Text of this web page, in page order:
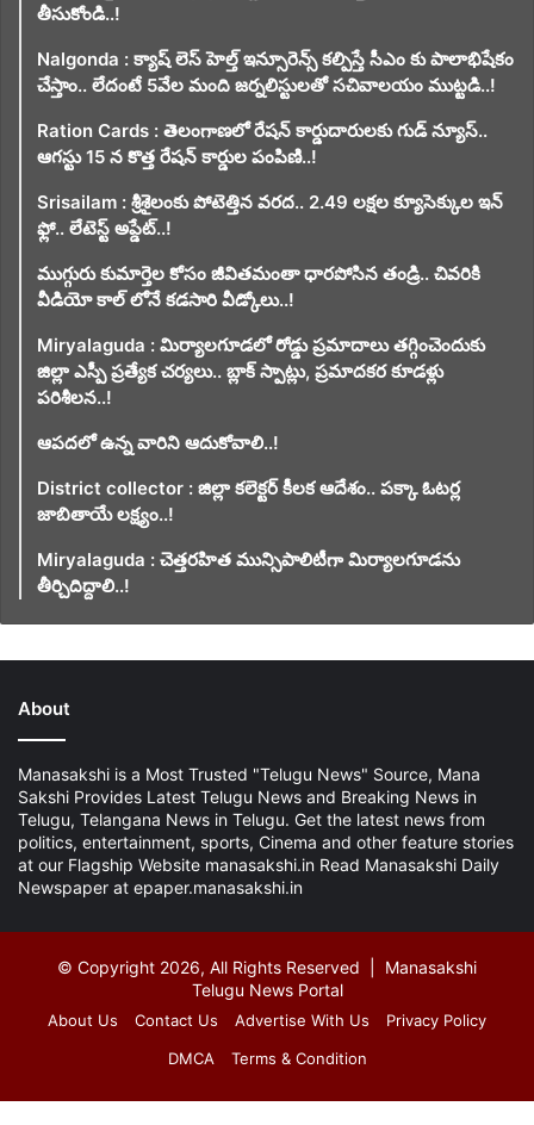
తీసుకోండి..!
Nalgonda : క్యాష్ లెస్ హెల్త్ ఇన్సూరెన్స్ కల్పిస్తే సీఎం కు పాలాభిషేకం
చేస్తాం.. లేదంటే 5వేల మంది జర్నలిస్టులతో సచివాలయం ముట్టడి..!
Ration Cards : తెలంగాణలో రేషన్ కార్డుదారులకు గుడ్ న్యూస్..
ఆగస్టు 15 న కొత్త రేషన్ కార్డుల పంపిణి..!
Srisailam : శ్రీశైలంకు పోటెత్తిన వరద.. 2.49 లక్షల క్యూసెక్కుల ఇన్
ఫ్లో.. లేటెస్ట్ అప్డేట్..!
ముగ్గురు కుమార్తెల కోసం జీవితమంతా ధారపోసిన తండ్రి.. చివరికి
వీడియో కాల్ లోనే కడసారి వీడ్కోలు..!
Miryalaguda : మిర్యాలగూడలో రోడ్డు ప్రమాదాలు తగ్గించెందుకు
జిల్లా ఎస్పీ ప్రత్యేక చర్యలు.. బ్లాక్ స్పాట్లు, ప్రమాదకర కూడళ్లు
పరిశీలన..!
ఆపదలో ఉన్న వారిని ఆదుకోవాలి..!
District collector : జిల్లా కలెక్టర్ కీలక ఆదేశం.. పక్కా ఓటర్ల
జాబితాయే లక్ష్యం..!
Miryalaguda : చెత్తరహిత మున్సిపాలిటీగా మిర్యాలగూడను
తీర్చిదిద్దాలి..!
About
Manasakshi is a Most Trusted "Telugu News" Source, Mana
Sakshi Provides Latest Telugu News and Breaking News in
Telugu, Telangana News in Telugu. Get the latest news from
politics, entertainment, sports, Cinema and other feature stories
at our Flagship Website manasakshi.in Read Manasakshi Daily
Newspaper at epaper.manasakshi.in
© Copyright 2026, All Rights Reserved | Manasakshi
Telugu News Portal
About Us Contact Us Advertise With Us
Privacy Policy
DMCA
Terms & Condition